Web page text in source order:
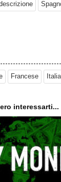
Francese
interessarti...